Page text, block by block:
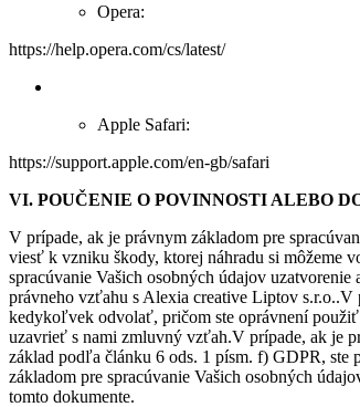
Opera:
https://help.opera.com/cs/latest/
Apple Safari:
https://support.apple.com/en-gb/safari
VI. POUČENIE O POVINNOSTI ALEBO
V prípade, ak je právnym základom pre
viesť k vzniku škody, ktorej náhradu si môžeme
spracúvanie Vašich osobných údajov
právneho vzťahu s Alexia creative Liptov s.r.o..V
kedykoľvek odvolať, pričom ste oprávnení použiť
uzavrieť s nami zmluvný vzťah.V prípade, ak je
základ podľa článku 6 ods. 1 písm. f) GDPR, ste
základom pre spracúvanie Vašich osobných
tomto dokumente.